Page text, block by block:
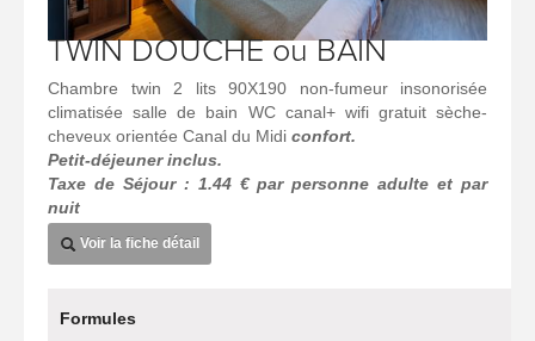
TWIN DOUCHE ou BAIN
Chambre twin 2 lits 90X190 non-fumeur insonorisée
climatisée salle de bain WC canal+ wifi gratuit sèche-
cheveux orientée Canal du Midi confort.
Petit-déjeuner inclus.
Taxe de Séjour : 1.44 € par personne adulte et par
nuit
Voir la fiche détail
Formules